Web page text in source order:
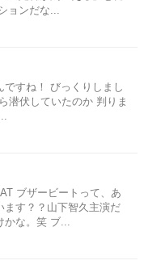
ョンだな...
すね！ びっくりしまし
潜伏していたのか 判りま
ブザービートって、あ
ます？？山下智久主演だ
な。笑 ブ...